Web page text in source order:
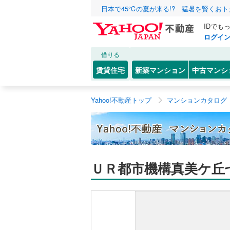
日本で45℃の夏が来る!? 猛暑を賢くおト
IDでも
ログイン
借りる
賃貸住宅 新築マンション 中古マンシ
Yahoo!不動産トップ マンションカタログ
ＵＲ都市機構真美ケ